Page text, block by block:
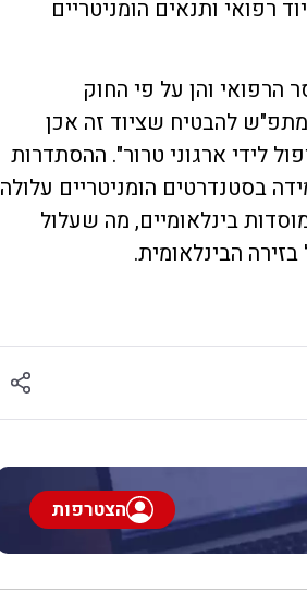
רפואי ותנאים הומניטריים
הרפואי והן על פי החוק
להבטיח שציוד זה אכן
לידי ארגוני טרור". ההסתדרות
בסטנדרטים הומניטריים עלולה
בינלאומיים, מה שעלול
הבינלאומית.
הצטרפות